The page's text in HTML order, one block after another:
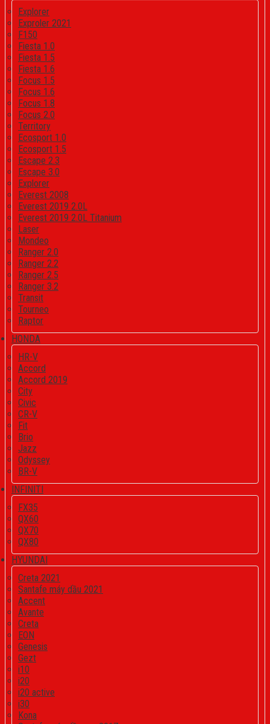
Explorer
Exproler 2021
F150
Fiesta 1.0
Fiesta 1.5
Fiesta 1.6
Focus 1.5
Focus 1.6
Focus 1.8
Focus 2.0
Territory
Ecosport 1.0
Ecosport 1.5
Escape 2.3
Escape 3.0
Explorer
Everest 2008
Everest 2019 2.0L
Everest 2019 2.0L Titanium
Laser
Mondeo
Ranger 2.0
Ranger 2.2
Ranger 2.5
Ranger 3.2
Transit
Tourneo
Raptor
HONDA
HR-V
Accord
Accord 2019
City
Civic
CR-V
Fit
Brio
Jazz
Odyssey
BR-V
INFINITI
FX35
QX60
QX70
QX80
HYUNDAI
Creta 2021
Santafe máy dầu 2021
Accent
Avante
Creta
EON
Genesis
Gezt
i10
i20
i20 active
i30
Kona